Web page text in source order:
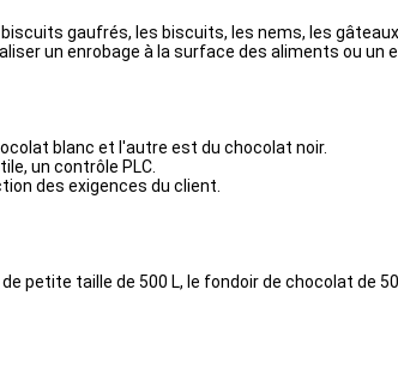
gaufrés, les biscuits, les nems, les
un enrobage à la surface des aliments ou un
blanc et l'autre est du chocolat noir.
un contrôle PLC.
des exigences du client.
petite taille de 500 L, le fondoir de chocolat de